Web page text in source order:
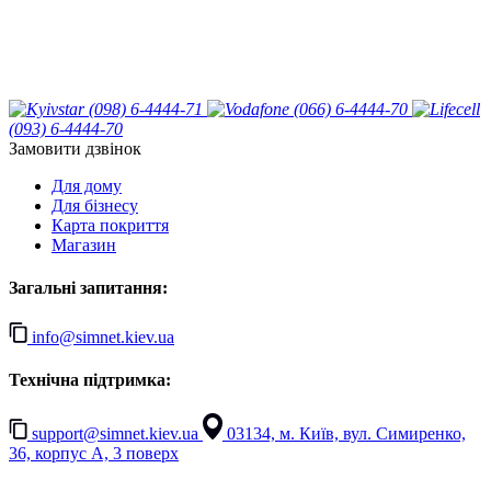
(098) 6-4444-71
(066) 6-4444-70
(093) 6-4444-70
Замовити дзвінок
Для дому
Для бізнесу
Карта покриття
Магазин
Загальні запитання:
info@simnet.kiev.ua
Технічна підтримка:
support@simnet.kiev.ua
03134, м. Київ, вул. Симиренко,
36, корпус А, 3 поверх